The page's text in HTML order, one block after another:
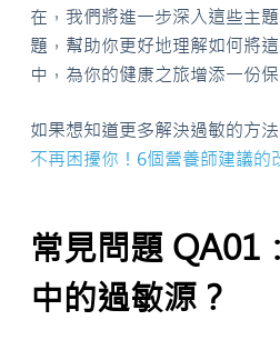
在，我們將進一步深入這些主
題，幫助你更好地理解如何將
中，為你的健康之旅增添一份保
如果想知道更多解決過敏的方
不再困擾你！6個營養師建議的
常見問題 QA01
中的過敏源？